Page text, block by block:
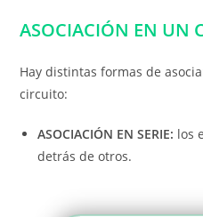
ASOCIACIÓN EN UN
Hay distintas formas de
circuito:
ASOCIACIÓN EN SERIE: los
detrás de otros.